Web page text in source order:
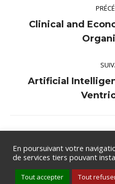
Clinical and
Artificial
Groupe de Rythmologie et de
Tous droits réservés .
En poursuivant votre
de services tiers pouvant
Tout accepter Tout